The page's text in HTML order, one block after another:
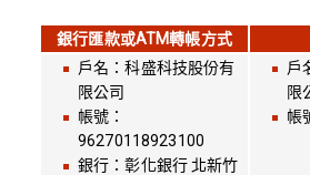
銀行匯款或ATM轉帳方式
戶名：科盛科技股份有
限公司
帳號：
96270118923100
銀行：彰化銀行 北新竹
戶
限
帳